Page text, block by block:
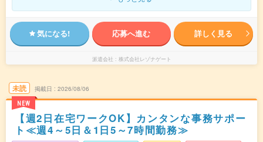
気になる! 応募へ進む 詳しく見る
派遣会社 株式会社レゾナゲート
未読
NEW
掲載日 2026/08/06
【週2日在宅ワークOK】カンタンな事務サポー
ト≪週4～5日＆1日5～7時間勤務≫